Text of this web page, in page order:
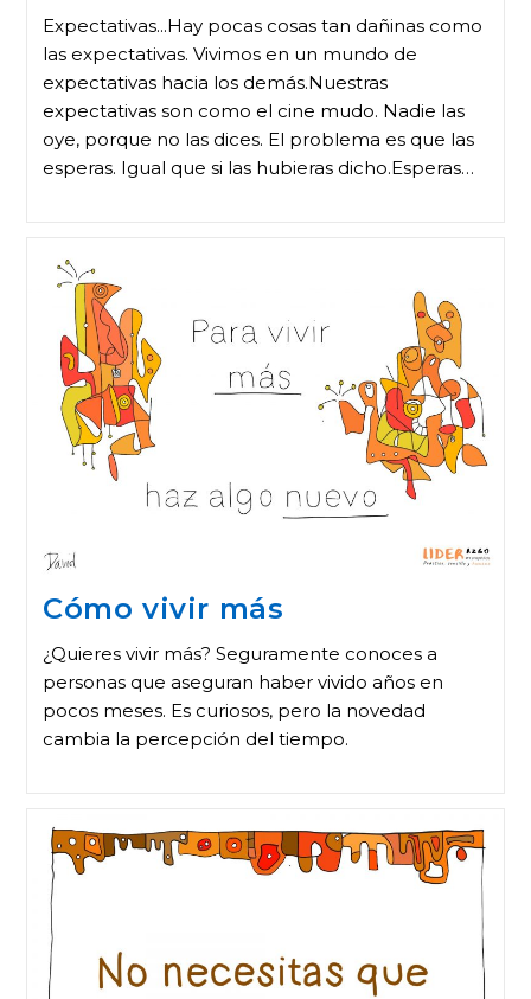
Expectativas...Hay pocas cosas tan dañinas como
las expectativas. Vivimos en un mundo de
expectativas hacia los demás.Nuestras
expectativas son como el cine mudo. Nadie las
oye, porque no las dices. El problema es que las
esperas. Igual que si las hubieras dicho.Esperas…
Cómo vivir más
¿Quieres vivir más? Seguramente conoces a
personas que aseguran haber vivido años en
pocos meses. Es curiosos, pero la novedad
cambia la percepción del tiempo.